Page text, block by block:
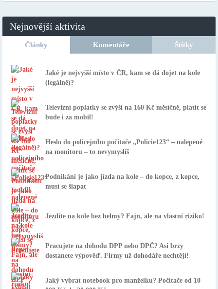
Nejnovější aktivita
Články Komentáře Štítky
Jaké je nejvyšší místo v ČR, kam se dá dojet na kole
(legálně)?
Televizní poplatky se zvýší na 160 Kč měsíčně, platit se
bude i za mobil!
Heslo do policejního počítače „Policie123“ – nalepené
na monitoru – to nevymyslíš
Podnikání je jako jízda na kole – do kopce, z kopce,
musí se šlapat
Jezdíte na kole bez helmy? Fajn, ale na vlastní riziko!
Pracujete na dohodu DPP nebo DPČ? Asi brzy
dostanete výpověď. Firmy už dohodáře nechtějí!
Jaký vybrat notebook pro manželku? Počítače od 10